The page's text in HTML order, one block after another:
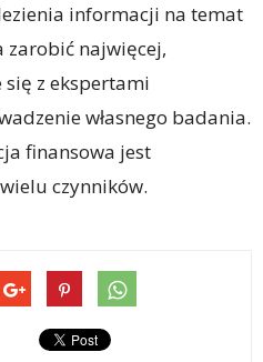
informacji na temat
zarobić najwięcej,
z ekspertami
własnego badania.
finansowa jest
czynników.